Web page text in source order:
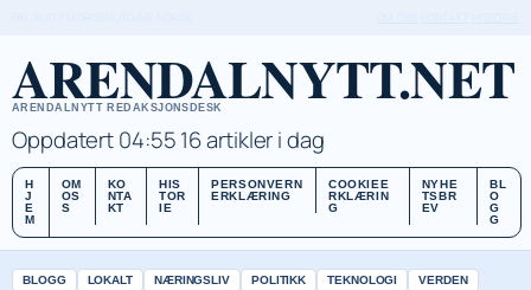
ARENDALNYTT.NET
ARENDALNYTT REDAKSJONSDESK
Oppdatert 04:5516 artikler i dag
H
J
E
M
OM
OS
S
KO
NTA
KT
HIS
TOR
IE
PERSONVERN
ERKLÆRING
COOKIEE
RKLÆRIN
G
NYHE
TSBR
EV
BL
O
G
G
BLOGG LOKALT NÆRINGSLIV POLITIKK TEKNOLOGI VERDEN